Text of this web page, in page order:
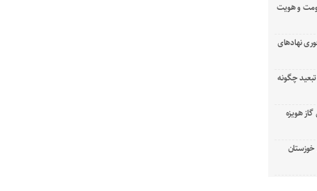
و هویت
نهادهای
چگونه
هویزه
خوزستان